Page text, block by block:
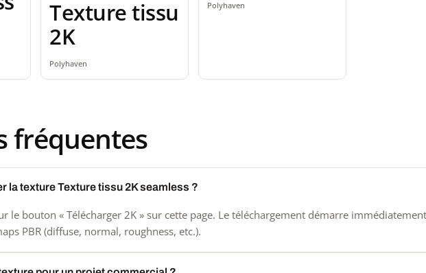
Texture tissu
2K
Polyhaven
Polyhaven
fréquentes
la texture Texture tissu 2K seamless ?
le bouton « Télécharger 2K » sur cette page. Le téléchargement démarre
PBR (diffuse, normal, roughness, etc.).